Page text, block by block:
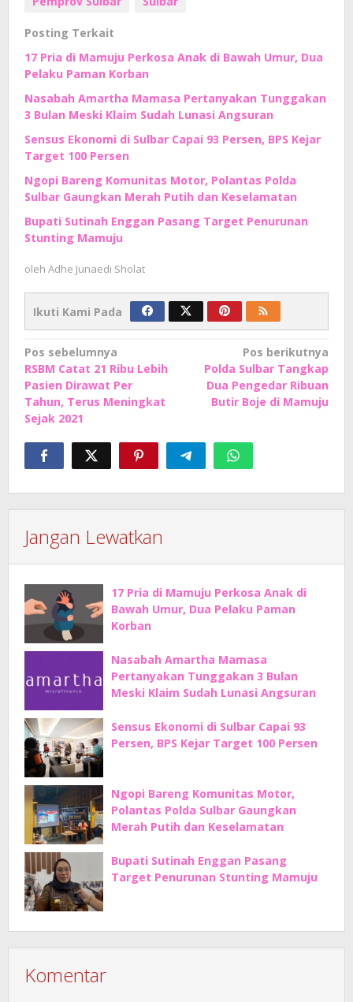
Posting Terkait
17 Pria di Mamuju Perkosa Anak di Bawah Umur, Dua
Pelaku Paman Korban
Nasabah Amartha Mamasa Pertanyakan Tunggakan
3 Bulan Meski Klaim Sudah Lunasi Angsuran
Sensus Ekonomi di Sulbar Capai 93 Persen, BPS Kejar
Target 100 Persen
Ngopi Bareng Komunitas Motor, Polantas Polda
Sulbar Gaungkan Merah Putih dan Keselamatan
Bupati Sutinah Enggan Pasang Target Penurunan
Stunting Mamuju
oleh Adhe Junaedi Sholat
Ikuti Kami Pada
Navigasi
pos
Pos sebelumnya
RSBM Catat 21 Ribu Lebih
Pasien Dirawat Per
Tahun, Terus Meningkat
Sejak 2021
Pos berikutnya
Polda Sulbar Tangkap
Dua Pengedar Ribuan
Butir Boje di Mamuju
Jangan Lewatkan
17 Pria di Mamuju Perkosa Anak di
Bawah Umur, Dua Pelaku Paman
Korban
Nasabah Amartha Mamasa
Pertanyakan Tunggakan 3 Bulan
Meski Klaim Sudah Lunasi Angsuran
Sensus Ekonomi di Sulbar Capai 93
Persen, BPS Kejar Target 100 Persen
Ngopi Bareng Komunitas Motor,
Polantas Polda Sulbar Gaungkan
Merah Putih dan Keselamatan
Bupati Sutinah Enggan Pasang
Target Penurunan Stunting Mamuju
Komentar